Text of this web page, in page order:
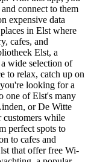
connect to them
expensive data
in Elst where
cafes, and
Elst, a
wide selection of
to relax, catch up on
looking for a
one of Elst's many
or De Witte
while
perfect spots to
to cafes and
that offer free Wi-